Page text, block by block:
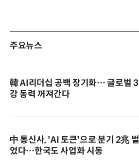
주요뉴스
韓 AI리더십 공백 장기화… 글로벌 3
강 동력 꺼져간다
中 통신사, 'AI 토큰'으로 분기 2兆 벌
었다…한국도 사업화 시동